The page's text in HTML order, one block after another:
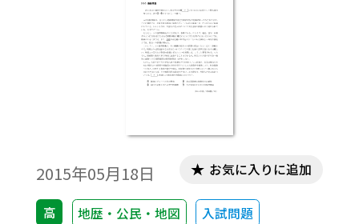
2015年05月18日
高 地歴・公民・地図 入試問題
お気に入りに追加